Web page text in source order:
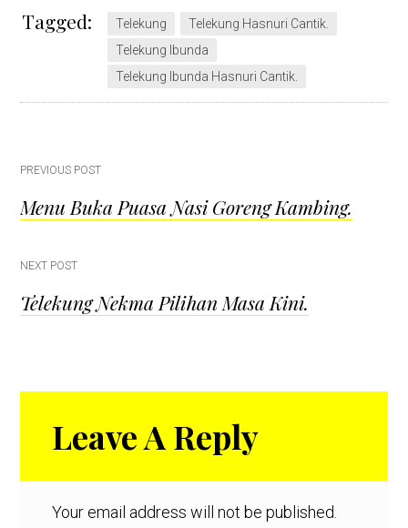
Tagged: Telekung
Telekung Hasnuri Cantik.
Telekung Ibunda
Telekung Ibunda Hasnuri Cantik.
Post
navigation
PREVIOUS POST
Menu Buka Puasa Nasi Goreng Kambing.
NEXT POST
Telekung Nekma Pilihan Masa Kini.
Interactions
Leave A Reply
Your email address will not be published.